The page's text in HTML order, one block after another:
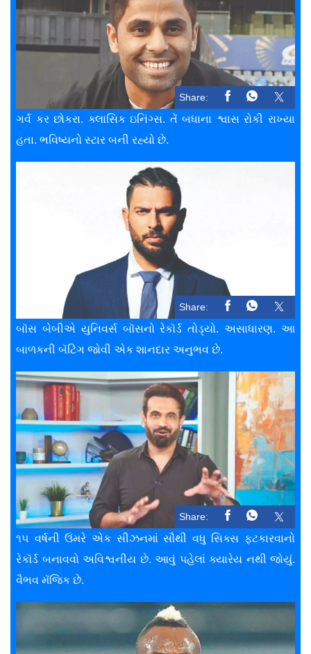
Share:
ગર્વ કર છોકરા. ક્લાસિક ઇનિંગ્સ. તેં બધાના શ્વાસ રોકી રાખ્યા
હતા. ભવિષ્યનો સ્ટાર બની રહ્યો છે.
Share:
બૉસ બેબીએ યુનિવર્સ બૉસનો રેકૉર્ડ તોડ્યો. અસાધારણ. આ
બાળકની બૅટિંગ જોવી એક શાનદાર અનુભવ છે.
Share:
૧૫ વર્ષની ઉંમરે એક સીઝનમાં સૌથી વધુ સિક્સ ફટકારવાનો
રેકૉર્ડ બનાવવો અવિશ્વનીય છે. આવું પહેલાં ક્યારેય નથી જોયું.
વૈભવ મૅજિક છે.